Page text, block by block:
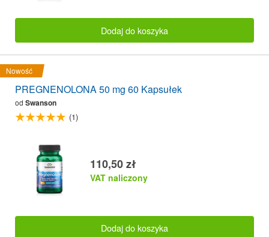
Dodaj do koszyka
Nowość
PREGNENOLONA 50 mg 60 Kapsułek
od Swanson
(1)
110,50 zł
VAT naliczony
Dodaj do koszyka